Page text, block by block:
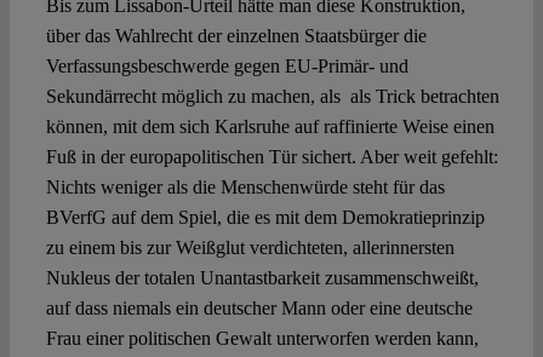
Bis zum Lissabon-Urteil hätte man diese Konstruktion,
über das Wahlrecht der einzelnen Staatsbürger die
Verfassungsbeschwerde gegen EU-Primär- und
Sekundärrecht möglich zu machen, als als Trick betrachten
können, mit dem sich Karlsruhe auf raffinierte Weise einen
Fuß in der europapolitischen Tür sichert. Aber weit gefehlt:
Nichts weniger als die Menschenwürde steht für das
BVerfG auf dem Spiel, die es mit dem Demokratieprinzip
zu einem bis zur Weißglut verdichteten, allerinnersten
Nukleus der totalen Unantastbarkeit zusammenschweißt,
auf dass niemals ein deutscher Mann oder eine deutsche
Frau einer politischen Gewalt unterworfen werden kann,